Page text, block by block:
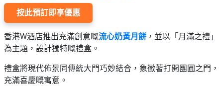
按此預訂即享優惠
香港W酒店推出充滿創意嘅流心奶黃月餅 ，並以「月滿之禮」
為主題，設計獨特嘅禮盒。
禮盒將現代佈景同傳統大門巧妙結合，象徵著打開團圓之門，
充滿喜慶嘅寓意。